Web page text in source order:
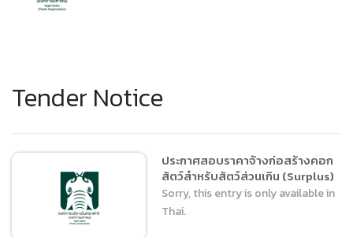
Tender Notice
ประกาศสอบราคาจ้างก่อสร้างคอก
สัตว์สำหรับสัตว์ส่วนเกิน (Surplus)
Sorry, this entry is only available in
Thai.